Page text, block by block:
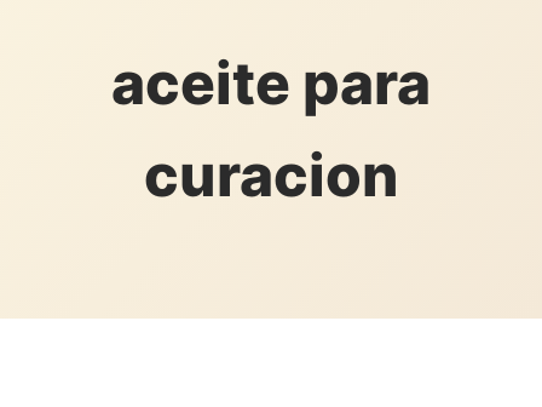
aceite para
curacion